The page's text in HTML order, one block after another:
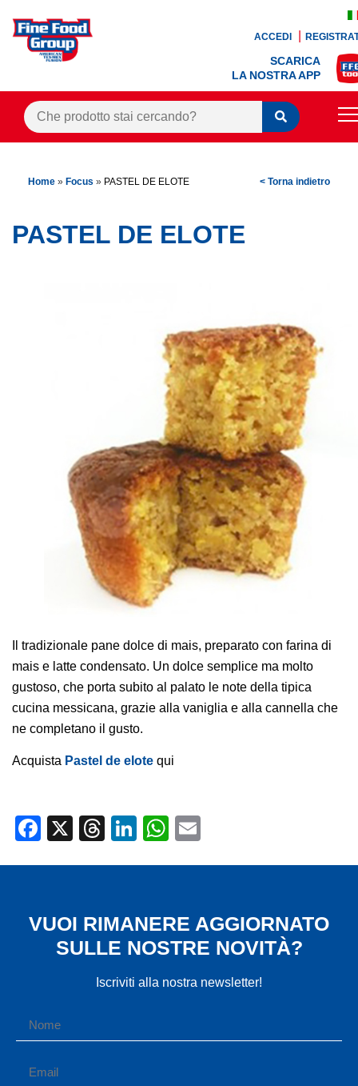
ACCEDI
SCARICA
LA NOSTRA APP
BLOG
RICETTE
Home » Focus » PASTEL DE ELOTE < Torna indietro
PASTEL DE ELOTE
Il tradizionale pane dolce di mais, preparato con farina di
mais e latte condensato. Un dolce semplice ma molto
gustoso, che porta subito al palato le note della tipica
cucina messicana, grazie alla vaniglia e alla cannella che
ne completano il gusto.
Acquista Pastel de elote qui
Facebook
X Threads
LinkedIn
WhatsApp
VUOI RIMANERE AGGIORNATO
SULLE NOSTRE NOVITÀ?
Iscriviti alla nostra newsletter!